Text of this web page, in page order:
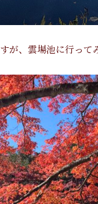
が、雲場池に行って